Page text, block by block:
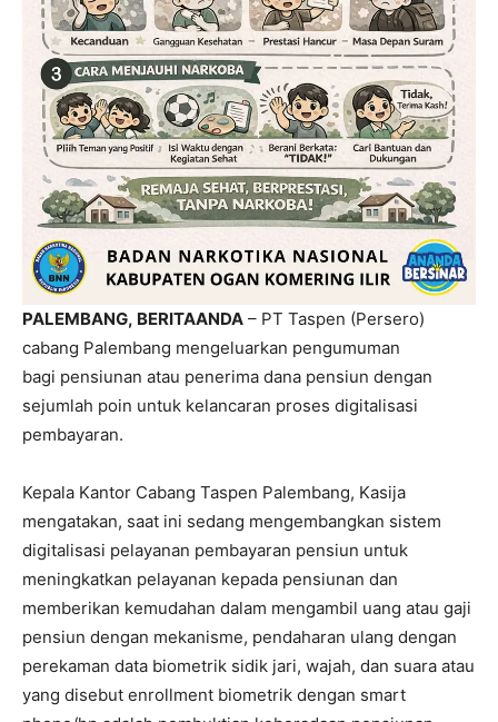
PALEMBANG, BERITAANDA – PT Taspen (Persero)
cabang Palembang mengeluarkan pengumuman
bagi pensiunan atau penerima dana pensiun dengan
sejumlah poin untuk kelancaran proses digitalisasi
pembayaran.
Kepala Kantor Cabang Taspen Palembang, Kasija
mengatakan, saat ini sedang mengembangkan sistem
digitalisasi pelayanan pembayaran pensiun untuk
meningkatkan pelayanan kepada pensiunan dan
memberikan kemudahan dalam mengambil uang atau gaji
pensiun dengan mekanisme, pendaharan ulang dengan
perekaman data biometrik sidik jari, wajah, dan suara atau
yang disebut enrollment biometrik dengan smart